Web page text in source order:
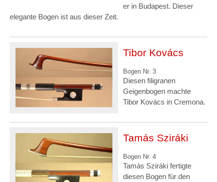
er in Budapest. Dieser
elegante Bogen ist aus dieser Zeit.
Tibor Kovács
Bogen Nr. 3
Diesen filigranen
Geigenbogen machte
Tibor Kovács in Cremona.
Tamás Sziráki
Bogen Nr. 4
Tamás Sziráki fertigte
diesen Bogen für den